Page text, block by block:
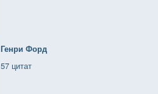
Генри Форд
57 цитат